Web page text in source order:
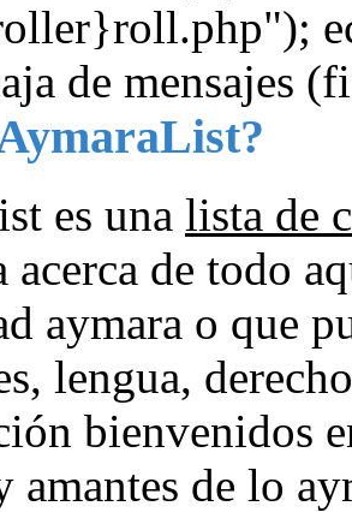
de mensajes
es una lista de
de todo
aymara o que
lengua,
bienvenidos
amantes de lo